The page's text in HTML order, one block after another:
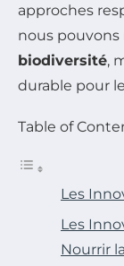
approches
nous
biodiversité,
durable pour
Table of
Les
Les
Nourrir